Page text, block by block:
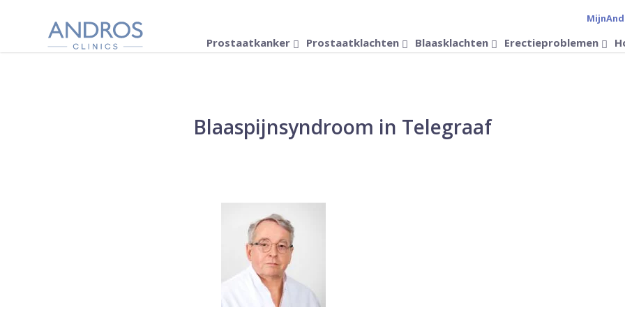
Prostaatkanker Prostaatklachten Blaasklachten Erectieproblemen
Blaaspijnsyndroom in Telegraaf